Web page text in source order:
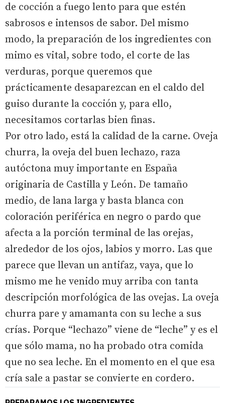
de cocción a fuego lento para que estén
sabrosos e intensos de sabor. Del mismo
modo, la preparación de los ingredientes con
mimo es vital, sobre todo, el corte de las
verduras, porque queremos que
prácticamente desaparezcan en el caldo del
guiso durante la cocción y, para ello,
necesitamos cortarlas bien finas.
Por otro lado, está la calidad de la carne. Oveja
churra, la oveja del buen lechazo, raza
autóctona muy importante en España
originaria de Castilla y León. De tamaño
medio, de lana larga y basta blanca con
coloración periférica en negro o pardo que
afecta a la porción terminal de las orejas,
alrededor de los ojos, labios y morro. Las que
parece que llevan un antifaz, vaya, que lo
mismo me he venido muy arriba con tanta
descripción morfológica de las ovejas. La oveja
churra pare y amamanta con su leche a sus
crías. Porque “lechazo” viene de “leche” y es el
que sólo mama, no ha probado otra comida
que no sea leche. En el momento en el que esa
cría sale a pastar se convierte en cordero.